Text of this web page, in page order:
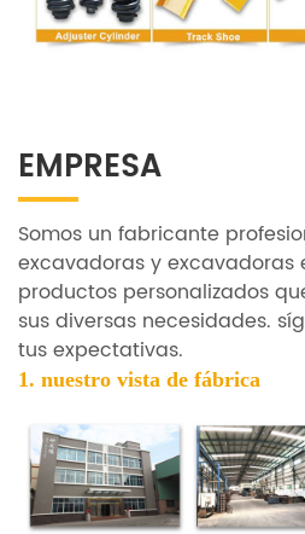
EMPRESA
Somos un fabricante
excavadoras y excavadoras
productos personalizados
sus diversas necesidades.
tus expectativas.
1. nuestro vista de fábrica